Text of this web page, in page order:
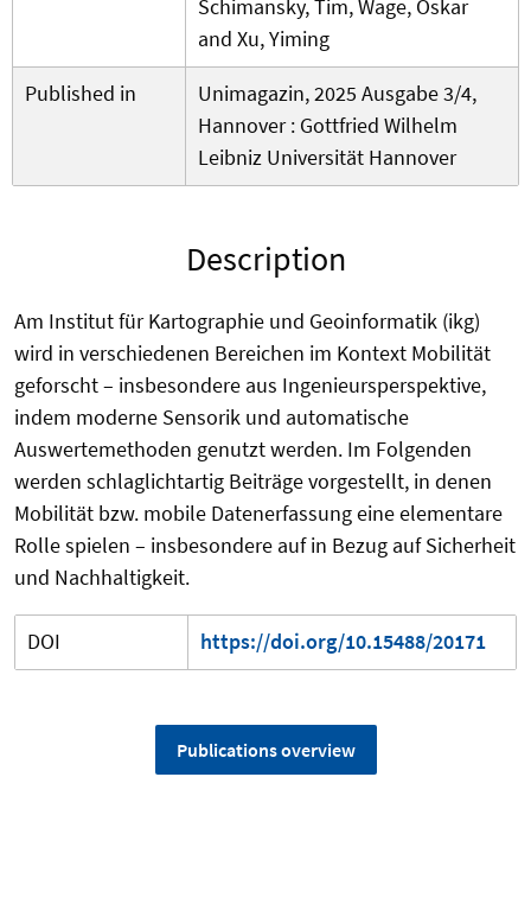
Schimansky, Tim, Wage, Oskar
and Xu, Yiming
Published in
Unimagazin, 2025 Ausgabe 3/4,
Hannover : Gottfried Wilhelm
Leibniz Universität Hannover
Description
Am Institut für Kartographie und Geoinformatik (ikg)
wird in verschiedenen Bereichen im Kontext Mobilität
geforscht – insbesondere aus Ingenieursperspektive,
indem moderne Sensorik und automatische
Auswertemethoden genutzt werden. Im Folgenden
werden schlaglichtartig Beiträge vorgestellt, in denen
Mobilität bzw. mobile Datenerfassung eine elementare
Rolle spielen – insbesondere auf in Bezug auf Sicherheit
und Nachhaltigkeit.
DOI https://doi.org/10.15488/20171
Publications overview